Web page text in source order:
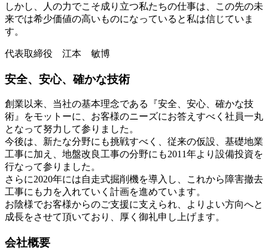
しかし、人の力でこそ成り立つ私たちの仕事は、この先の未
来では希少価値の高いものになっていると私は信じていま
す。
代表取締役 江本 敏博
安全、安心、確かな技術
創業以来、当社の基本理念である『安全、安心、確かな技
術』をモットーに、お客様のニーズにお答えすべく社員一丸
となって努力して参りました。
今後は、新たな分野にも挑戦すべく、従来の仮設、基礎地業
工事に加え、地盤改良工事の分野にも2011年より設備投資を
行なって参りました。
さらに2020年には自走式掘削機を導入し、これから障害撤去
工事にも力を入れていく計画を進めています。
お陰様でお客様からのご支援に支えられ、よりよい方向へと
成長をさせて頂いており、厚く御礼申し上げます。
会社概要